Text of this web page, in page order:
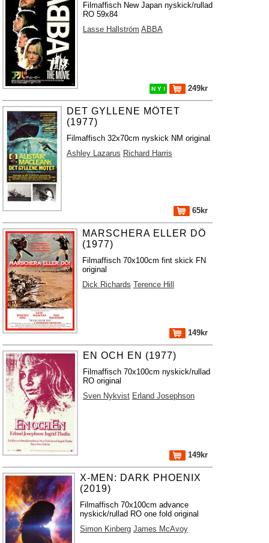
Filmaffisch New Japan nyskick/rullad
RO 59x84
Lasse Hallström ABBA
N Y ! 249kr
DET GYLLENE MÖTET
(1977)
Filmaffisch 32x70cm nyskick NM original
Ashley Lazarus Richard Harris
65kr
MARSCHERA ELLER DÖ
(1977)
Filmaffisch 70x100cm fint skick FN
original
Dick Richards Terence Hill
149kr
EN OCH EN (1977)
Filmaffisch 70x100cm nyskick/rullad
RO original
Sven Nykvist Erland Josephson
149kr
X-MEN: DARK PHOENIX
(2019)
Filmaffisch 70x100cm advance
nyskick/rullad RO one fold original
Simon Kinberg James McAvoy